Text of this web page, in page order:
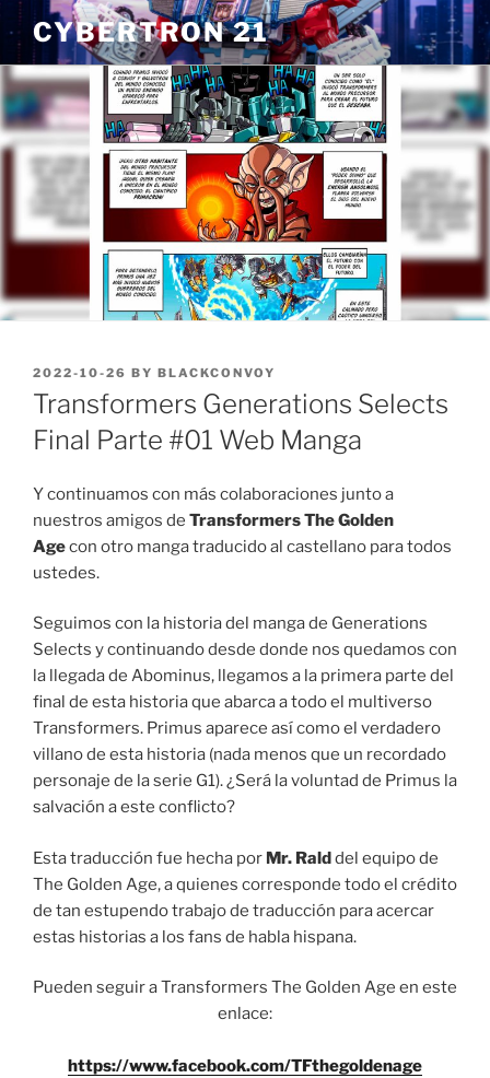
Skip
to
content
CYBERTRON 21
POSTED
ON
2022-10-26 BY BLACKCONVOY
Transformers Generations Selects
Final Parte #01 Web Manga
Y continuamos con más colaboraciones junto a
nuestros amigos de Transformers The Golden
Agecon otro manga traducido al castellano para todos
ustedes.
Seguimos con la historia del manga de Generations
Selects y continuando desde donde nos quedamos con
la llegada de Abominus, llegamos a la primera parte del
final de esta historia que abarca a todo el multiverso
Transformers. Primus aparece así como el verdadero
villano de esta historia (nada menos que un recordado
personaje de la serie G1). ¿Será la voluntad de Primus la
salvación a este conflicto?
Esta traducción fue hecha por Mr. Ralddel equipo de
The Golden Age, a quienes corresponde todo el crédito
de tan estupendo trabajo de traducción para acercar
estas historias a los fans de habla hispana.
Pueden seguir a Transformers The Golden Age en este
enlace:
https://www.facebook.com/TFthegoldenage